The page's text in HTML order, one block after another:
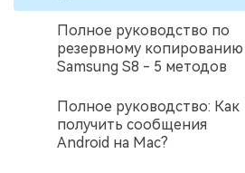
Полное руководство по
резервному копированию
Samsung S8 - 5 методов
Полное руководство: Как
получить сообщения
Android на Mac?